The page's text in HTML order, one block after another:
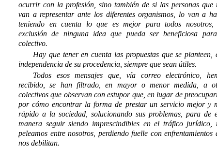
ocurrir con la profesión, sino también de si las personas que
van a representar ante los diferentes organismos, lo van a
teniendo en cuenta lo que es mejor para todos nosotros,
exclusión de ninguna idea que pueda ser beneficiosa
colectivo.
Hay que tener en cuenta las propuestas que se planteen,
independencia de su procedencia, siempre que sean útiles.
Todos esos mensajes que, vía correo electrónico,
recibido, se han filtrado, en mayor o menor medida, a
colectivos que observan con estupor que, en lugar de
por cómo encontrar la forma de prestar un servicio mejor y
rápido a la sociedad, solucionando sus problemas, para de
manera seguir siendo imprescindibles en el tráfico jurídico,
peleamos entre nosotros, perdiendo fuelle con enfrentamientos
nos debilitan.